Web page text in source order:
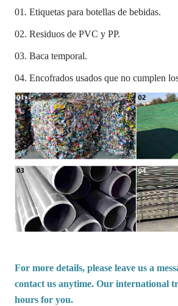
01. Etiquetas para botellas de bebidas.
02. Residuos de PVC y PP.
03. Baca temporal.
04. Encofrados usados que no cumplen
For more details, please leave us a
contact us anytime. Our international
hours for you.